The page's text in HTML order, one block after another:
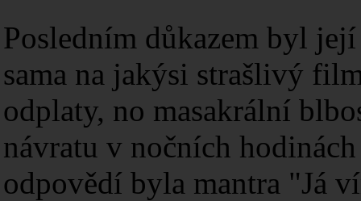
Posledním důkazem byl
sama na jakýsi strašlivý
odplaty, no masakrální
návratu v nočních
odpovědí byla mantra "Já